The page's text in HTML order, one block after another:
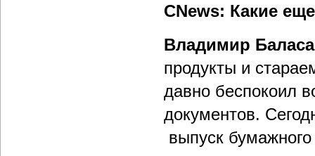
CNews: Какие
Владимир
продукты и
давно беспокоил
документов.
выпуск